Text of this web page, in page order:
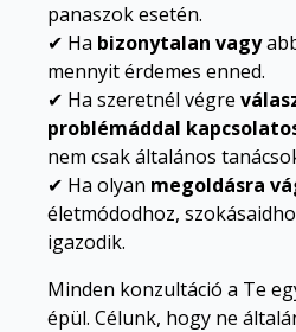
panaszok esetén.
✔ Ha bizonytalan vagy
mennyit érdemes enned.
✔ Ha szeretnél végre
problémáddal
nem csak általános
✔ Ha olyan megoldásra
életmódodhoz,
igazodik.
Minden konzultáció a Te
épül. Célunk, hogy ne